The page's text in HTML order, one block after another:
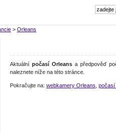
> Orleans
Aktuálnípočasí Orleans a předpověď
naleznete níže na této stránce.
Pokračujte na: webkamery Orleans počasí